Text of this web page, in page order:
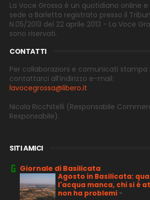
La Voce Grossa è un quotidiano online
sede a Barletta registrato presso il
N.05/2013 del 22 aprile 2013 - La Voce
sono riservati.
CONTATTI
Per collaborazioni e comunicati stampa
contattarci all’indirizzo e-mail:
lavocegrossa@libero.it
Nicola Ricchitelli (Responsabile
Responsabile).
SITI AMICI
Giornale di Basilicata
Agosto in Basilicata:
l'acqua manca, chi si è
non ha problemi -